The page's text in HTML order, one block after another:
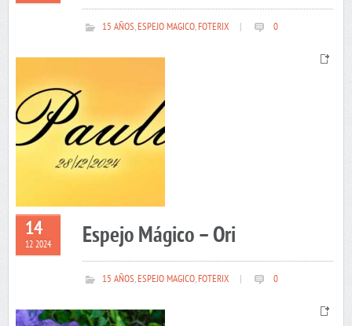
15 AÑOS,ESPEJO MAGICO,FOTERIX 0
14
12 2024 Espejo Mágico – Ori
15 AÑOS,ESPEJO MAGICO,FOTERIX 0